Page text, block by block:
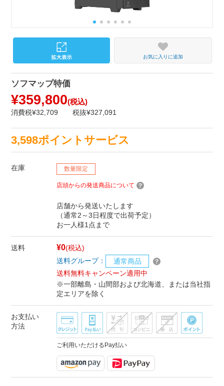
お気に入りに追加
ソフマップ特価
¥359,800(税込)
消費税¥32,709 税抜¥327,091
3,598ポイントサービス
在庫 数量限定
店頭からの発送商品について
店舗から発送いたします
（通常2～3日程度で出荷予定）
お一人様1点まで
送料 ¥0(税込)
送料グループ：
通常商品
送料無料キャンペーン適用中
※一部離島・山間部および北海道、または当社指
定エリアを除く
お支払い
方法
ご利用いただけるPay払い